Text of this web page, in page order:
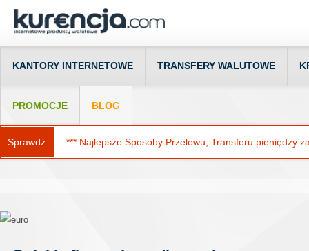
KANTORY INTERNETOWE TRANSFERY WALUTOWE
PROMOCJE BLOG
Sprawdź: *** Najlepsze Sposoby Przelewu, Transferu pieniędzy